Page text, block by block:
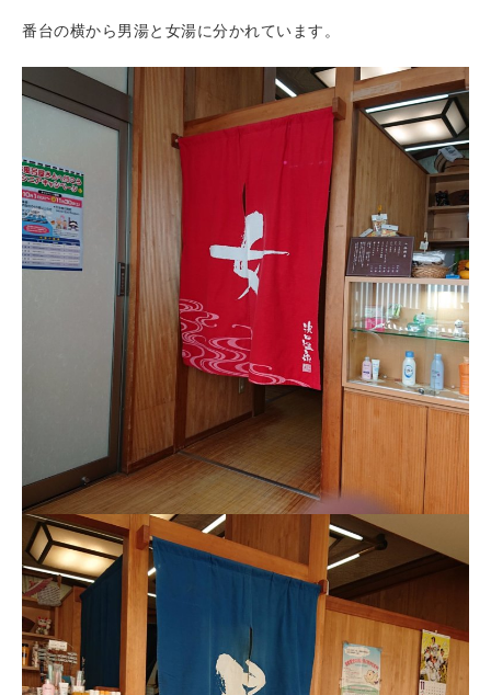
番台の横から男湯と女湯に分かれています。